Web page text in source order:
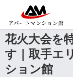
花火大会を
す｜取手エ
ション館